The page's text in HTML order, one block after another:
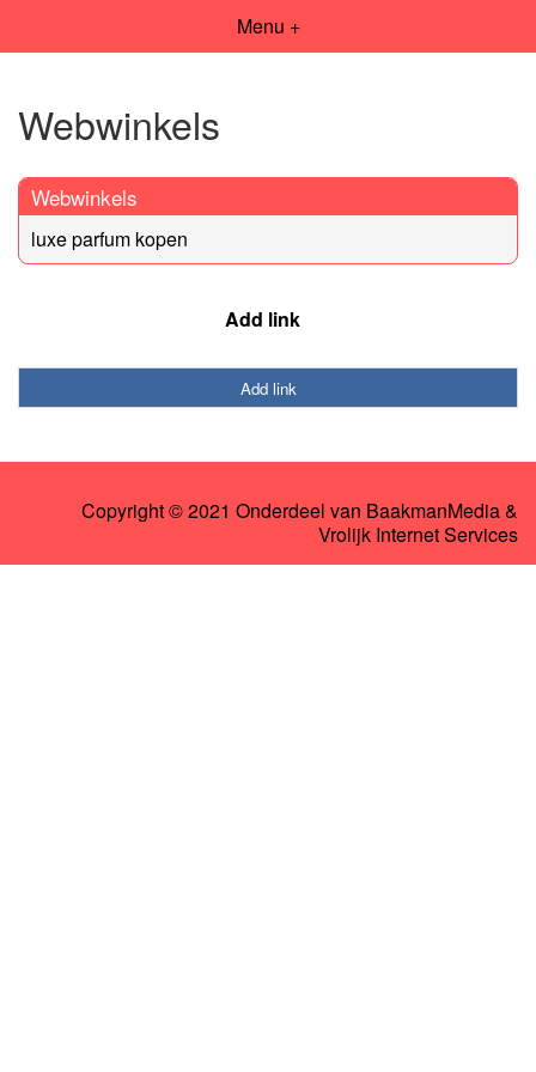
Menu +
Webwinkels
Webwinkels
luxe parfum kopen
Add link
Add link
Copyright © 2021 Onderdeel van BaakmanMedia&
Vrolijk Internet Services